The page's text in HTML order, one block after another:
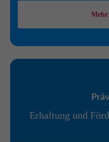
Mehr
Erhaltung und